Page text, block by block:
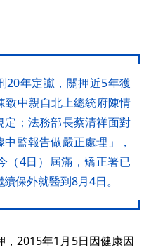
20年定讞，關押近5年獲
致中親自北上總統府陳情
；法務部長蔡清祥面對
監報告做嚴正處理」，
（4日）屆滿，矯正署已
保外就醫到8月4日。
2015年1月5日因健康因